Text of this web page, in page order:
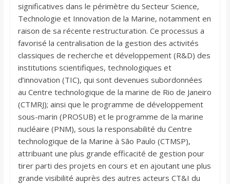
significatives dans le périmètre du Secteur Science,
Technologie et Innovation de la Marine, notamment en
raison de sa récente restructuration. Ce processus a
favorisé la centralisation de la gestion des activités
classiques de recherche et développement (R&D) des
institutions scientifiques, technologiques et
d’innovation (TIC), qui sont devenues subordonnées
au Centre technologique de la marine de Rio de Janeiro
(CTMRJ); ainsi que le programme de développement
sous-marin (PROSUB) et le programme de la marine
nucléaire (PNM), sous la responsabilité du Centre
technologique de la Marine à São Paulo (CTMSP),
attribuant une plus grande efficacité de gestion pour
tirer parti des projets en cours et en ajoutant une plus
grande visibilité auprès des autres acteurs CT&I du